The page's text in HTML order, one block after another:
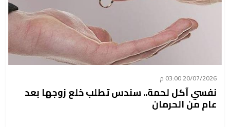
20/07/2026 03:00 م
نفسي آكل لحمة.. سندس تطلب خلع زوجها بعد
عام من الحرمان